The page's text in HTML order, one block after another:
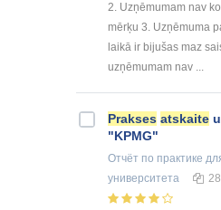
2. Uzņēmumam nav
mērķu 3. Uzņēmuma
laikā ir bijušas maz
uzņēmumam nav ...
Prakses atskaite
"KPMG"
Отчёт по практике
университета
28